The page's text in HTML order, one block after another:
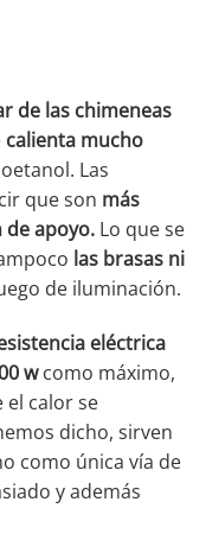
de las chimeneas
calienta mucho
Las
que son más
de apoyo. Lo que se
las brasas ni
de iluminación.
eléctrica
wcomo máximo,
el calor se
dicho, sirven
como única vía de
y además